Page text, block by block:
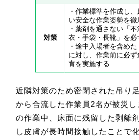
対策
・作業標準を作成し
い安全な作業姿勢を徹
・薬剤を通さない「
衣・手袋・長靴」を必
・途中入場者を含めた
に対し、作業前に必
育を実施する
近隣対策のため密閉された吊り
から合流した作業員2名が被災
の作業中、床面に残留した剥離
し皮膚が長時間接触したことで